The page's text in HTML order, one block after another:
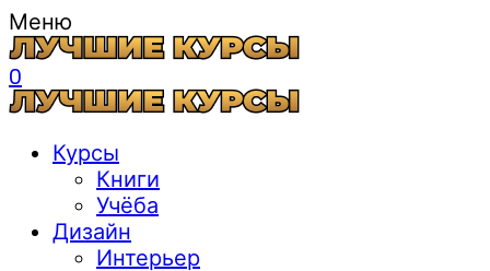
Меню
0
Курсы
Книги
Учёба
Дизайн
Интерьер